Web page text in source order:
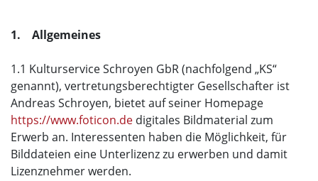
1. Allgemeines
1.1 Kulturservice Schroyen GbR (nachfolgend „KS“
genannt), vertretungsberechtigter Gesellschafter ist
Andreas Schroyen, bietet auf seiner Homepage
https://www.foticon.de digitales Bildmaterial zum
Erwerb an. Interessenten haben die Möglichkeit, für
Bilddateien eine Unterlizenz zu erwerben und damit
Lizenznehmer werden.